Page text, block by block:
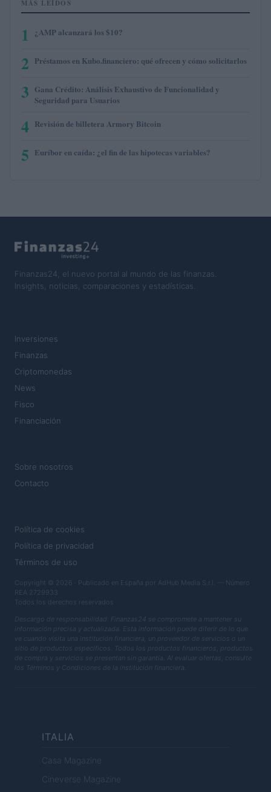
MÁS LEÍDOS
1 ¿AMP alcanzará los $10?
2 Préstamos en Kubo.financiero: qué ofrecen y cómo solicitarlos
3 Gana Crédito: Análisis Exhaustivo de Funcionalidad y
Seguridad para Usuarios
4 Revisión de billetera Armory Bitcoin
5 Euríbor en caída: ¿el fin de las hipotecas variables?
Finanzas24, el nuevo portal al mundo de las finanzas.
Insights, noticias, comparaciones y estadísticas.
Inversiones
Finanzas
Criptomonedas
News
Fisco
Financiación
Sobre nosotros
Contacto
Política de cookies
Política de privacidad
Términos de uso
Copyright © 2026 · Publicado en España por AdHub Media S.r.l. — Número
REA 2729933
Todos los derechos reservados
Descargo de responsabilidad: Finanzas24 se compromete a mantener su
información precisa y actualizada. Esta información puede diferir de lo que
ve cuando visita una institución financiera, un proveedor de servicios o un
sitio de productos específicos. Todos los productos financieros, productos
de compra y servicios se presentan sin garantía. Al evaluar ofertas, consulte
los Términos y Condiciones de la institución financiera.
ITALIA
Casa Magazine
Cineverse Magazine